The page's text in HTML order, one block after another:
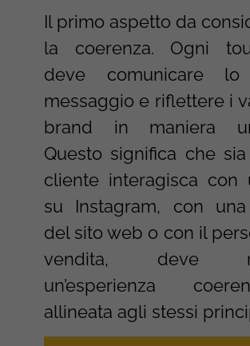
Il primo aspetto da
la coerenza. Ogni
deve comunicare lo
messaggio e riflettere i
brand in maniera
Questo significa che
cliente interagisca con
su Instagram, con
del sito web o con il
vendita, deve
un’esperienza
allineata agli stessi